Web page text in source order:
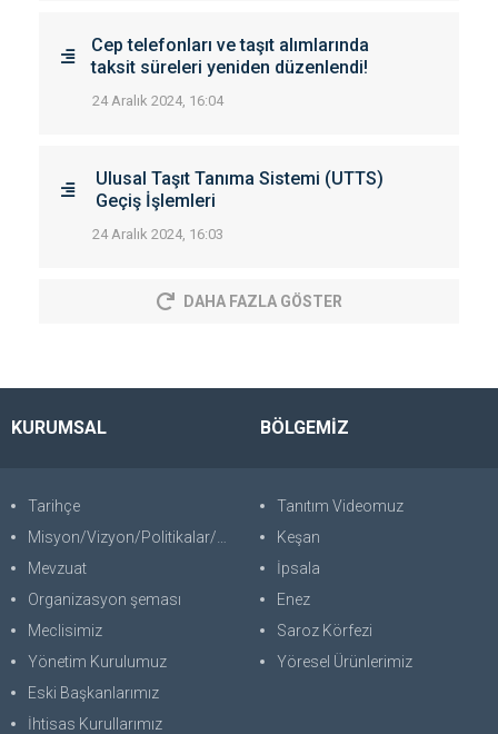
Cep telefonları ve taşıt alımlarında
taksit süreleri yeniden düzenlendi!
24 Aralık 2024, 16:04
Ulusal Taşıt Tanıma Sistemi (UTTS)
Geçiş İşlemleri
24 Aralık 2024, 16:03
DAHA FAZLA GÖSTER
KURUMSAL
Tarihçe
Misyon/Vizyon/Politikalar/SWOT
Mevzuat
Organizasyon şeması
Meclisimiz
Yönetim Kurulumuz
Eski Başkanlarımız
İhtisas Kurullarımız
BÖLGEMİZ
Tanıtım Videomuz
Keşan
İpsala
Enez
Saroz Körfezi
Yöresel Ürünlerimiz